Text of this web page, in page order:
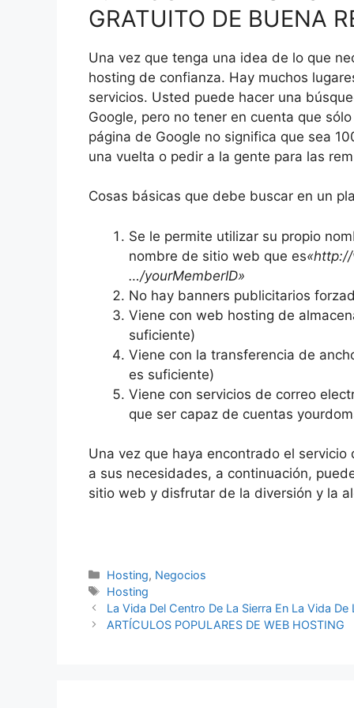
GRATUITO DE BUENA
Una vez que tenga una idea de lo que
hosting de confianza. Hay muchos
servicios. Usted puede hacer una
Google, pero no tener en cuenta que
página de Google no significa que sea
una vuelta o pedir a la gente para las
Cosas básicas que debe buscar en un
Se le permite utilizar su propio
nombre de sitio web que es
…/yourMemberID»
No hay banners publicitarios
Viene con web hosting de
suficiente)
Viene con la transferencia de
es suficiente)
Viene con servicios de correo
que ser capaz de cuentas
Una vez que haya encontrado el
a sus necesidades, a continuación,
sitio web y disfrutar de la diversión y la
Categorías
Hosting, Negocios
Etiquetas
Hosting
La Vida Del Centro De La Sierra En La Vida
ARTÍCULOS POPULARES DE WEB HOSTING